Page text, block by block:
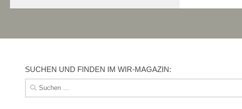
SUCHEN UND FINDEN IM WIR-MAGAZIN:
Suchen
nach: